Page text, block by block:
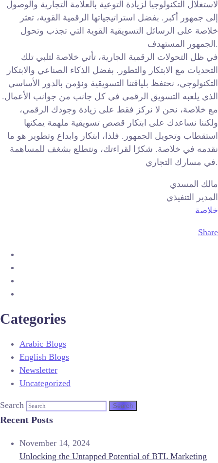
لاستغلال التكنولوجيا لزيادة التوعية بالعلامة التجارية والوصول
إلى جمهور أكبر. بفضل استراتيجياتها الرقمية القوية، تعثر
خلاصة على الرسائل التسويقية القوية التي تجذب وتحول
الجمهور المستهدف.
في ظل التحولات الرقمية الجارية، تأتي خلاصة لتلبي تلك
التحديات مع الابتكار والتطور. بفضل الذكاء الصناعي والابتكار
التكنولوجي، نحتفظ بلياقتنا التسويقية ونؤمن بالدور الأساسي
الذي يلعبه التسويق الرقمي في كل جانب من جوانب الأعمال.
مع خلاصة، نحن لا نركز فقط على زيادة وجودك الرقمي،
ولكننا نساعدك على ابتكار قصص تسويقية ملهمة يمكنها
استقطاب وتحويل الجمهور. فلذا، ابتكار وابداع وتطوير هو ما
نقدمه في خلاصة. شكرًا لقراءتك، ونتطلع بشغف للمساهمة
في مسارك التجاري.
مالك المسدي
المدير التنفيذي
خلاصة
Share
Categories
Arabic Blogs
English Blogs
Newsletter
Uncategorized
Search
Recent Posts
November 14, 2024
Unlocking the Untapped Potential of BTL Marketing